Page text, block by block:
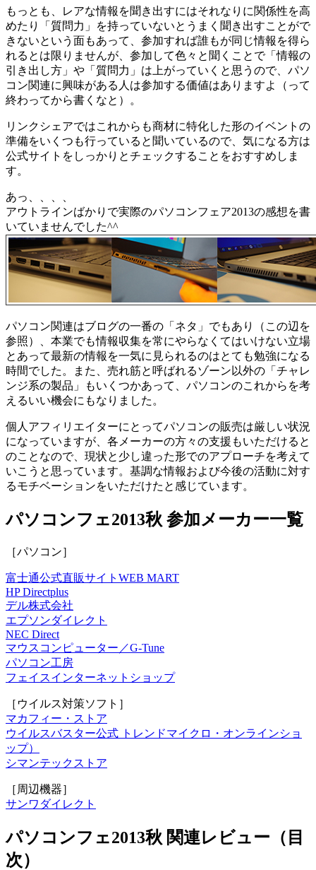
もっとも、レアな情報を聞き出すにはそれなりに関係性を高
めたり「質問力」を持っていないとうまく聞き出すことがで
きないという面もあって、参加すれば誰もが同じ情報を得ら
れるとは限りませんが、参加して色々と聞くことで「情報の
引き出し方」や「質問力」は上がっていくと思うので、パソ
コン関連に興味がある人は参加する価値はありますよ（って
終わってから書くなと）。
リンクシェアではこれからも商材に特化した形のイベントの
準備をいくつも行っていると聞いているので、気になる方は
公式サイトをしっかりとチェックすることをおすすめしま
す。
あっ、、、、
アウトラインばかりで実際のパソコンフェア2013の感想を書
いていませんでした^^
パソコン関連はブログの一番の「ネタ」でもあり（この辺を
参照）、本業でも情報収集を常にやらなくてはいけない立場
とあって最新の情報を一気に見られるのはとても勉強になる
時間でした。また、売れ筋と呼ばれるゾーン以外の「チャレ
ンジ系の製品」もいくつかあって、パソコンのこれからを考
えるいい機会にもなりました。
個人アフィリエイターにとってパソコンの販売は厳しい状況
になっていますが、各メーカーの方々の支援もいただけると
のことなので、現状と少し違った形でのアプローチを考えて
いこうと思っています。基調な情報および今後の活動に対す
るモチベーションをいただけたと感じています。
パソコンフェ2013秋 参加メーカー一覧
［パソコン］
富士通公式直販サイトWEB MART
HP Directplus
デル株式会社
エプソンダイレクト
NEC Direct
マウスコンピューター／G-Tune
パソコン工房
フェイスインターネットショップ
［ウイルス対策ソフト］
マカフィー・ストア
ウイルスバスター公式 トレンドマイクロ・オンラインショ
ップ）
シマンテックストア
［周辺機器］
サンワダイレクト
パソコンフェ2013秋 関連レビュー（目
次）